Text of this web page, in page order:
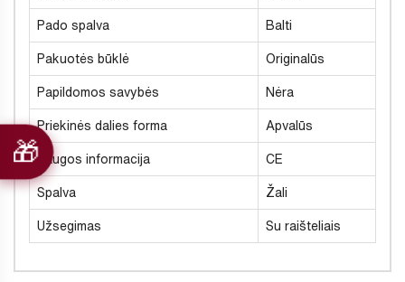
Pado spalva Balti
Pakuotės būklė Originalūs
Papildomos savybės Nėra
Priekinės dalies forma Apvalūs
Saugos informacija CE
Spalva Žali
Užsegimas Su raišteliais